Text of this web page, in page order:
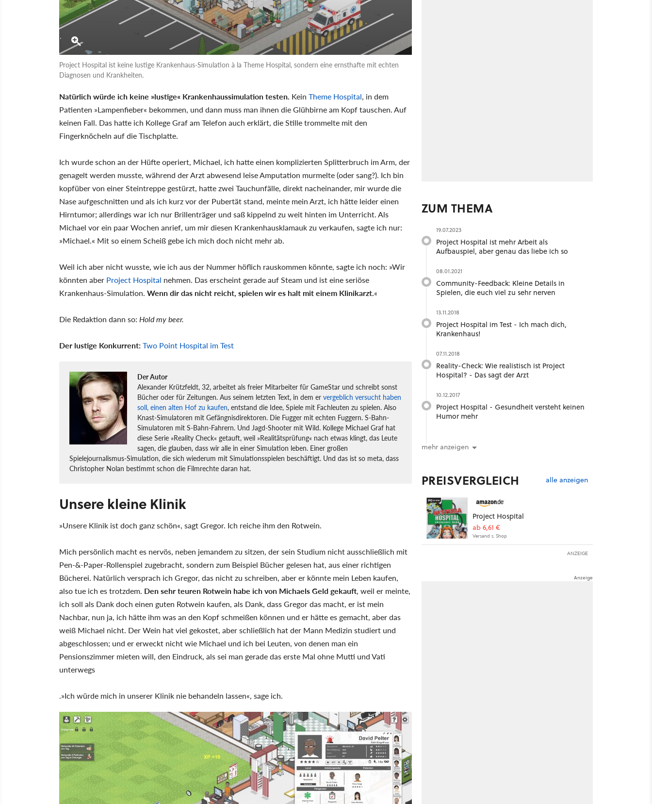
Project Hospital ist keine lustige Krankenhaus-Simulation à la Theme Hospital, sondern eine ernsthafte mit echten
Diagnosen und Krankheiten.
Natürlich würde ich keine »lustige« Krankenhaussimulation testen. Kein Theme Hospital, in dem
Patienten »Lampenfieber« bekommen, und dann muss man ihnen die Glühbirne am Kopf tauschen. Auf
keinen Fall. Das hatte ich Kollege Graf am Telefon auch erklärt, die Stille trommelte mit den
Fingerknöcheln auf die Tischplatte.
Ich wurde schon an der Hüfte operiert, Michael, ich hatte einen komplizierten Splitterbruch im Arm, der
genagelt werden musste, während der Arzt abwesend leise Amputation murmelte (oder sang?). Ich bin
kopfüber von einer Steintreppe gestürzt, hatte zwei Tauchunfälle, direkt nacheinander, mir wurde die
Nase aufgeschnitten und als ich kurz vor der Pubertät stand, meinte mein Arzt, ich hätte leider einen
Hirntumor; allerdings war ich nur Brillenträger und saß kippelnd zu weit hinten im Unterricht. Als
Michael vor ein paar Wochen anrief, um mir diesen Krankenhausklamauk zu verkaufen, sagte ich nur:
»Michael.« Mit so einem Scheiß gebe ich mich doch nicht mehr ab.
Weil ich aber nicht wusste, wie ich aus der Nummer höflich rauskommen könnte, sagte ich noch: »Wir
könnten aber Project Hospital nehmen. Das erscheint gerade auf Steam und ist eine seriöse
Krankenhaus-Simulation. Wenn dir das nicht reicht, spielen wir es halt mit einem Klinikarzt.«
Die Redaktion dann so: Hold my beer.
Der lustige Konkurrent:Two Point Hospital im Test
Der Autor
Alexander Krützfeldt, 32, arbeitet als freier Mitarbeiter für GameStar und schreibt sonst
Bücher oder für Zeitungen. Aus seinem letzten Text, in dem er vergeblich versucht haben
soll, einen alten Hof zu kaufen, entstand die Idee, Spiele mit Fachleuten zu spielen. Also
Knast-Simulatoren mit Gefängnisdirektoren. Die Fugger mit echten Fuggern. S-Bahn-
Simulatoren mit S-Bahn-Fahrern. Und Jagd-Shooter mit Wild. Kollege Michael Graf hat
diese Serie »Reality Check« getauft, weil »Realitätsprüfung« nach etwas klingt, das Leute
sagen, die glauben, dass wir alle in einer Simulation leben. Einer großen
Spielejournalismus-Simulation, die sich wiederum mit Simulationsspielen beschäftigt. Und das ist so meta, dass
Christopher Nolan bestimmt schon die Filmrechte daran hat.
Unsere kleine Klinik
»Unsere Klinik ist doch ganz schön«, sagt Gregor. Ich reiche ihm den Rotwein.
Mich persönlich macht es nervös, neben jemandem zu sitzen, der sein Studium nicht ausschließlich mit
Pen-&-Paper-Rollenspiel zugebracht, sondern zum Beispiel Bücher gelesen hat, aus einer richtigen
Bücherei. Natürlich versprach ich Gregor, das nicht zu schreiben, aber er könnte mein Leben kaufen,
also tue ich es trotzdem. Den sehr teuren Rotwein habe ich von Michaels Geld gekauft, weil er meinte,
ich soll als Dank doch einen guten Rotwein kaufen, als Dank, dass Gregor das macht, er ist mein
Nachbar, nun ja, ich hätte ihm was an den Kopf schmeißen können und er hätte es gemacht, aber das
weiß Michael nicht. Der Wein hat viel gekostet, aber schließlich hat der Mann Medizin studiert und
abgeschlossen; und er erweckt nicht wie Michael und ich bei Leuten, von denen man ein
Pensionszimmer mieten will, den Eindruck, als sei man gerade das erste Mal ohne Mutti und Vati
unterwegs
.»Ich würde mich in unserer Klinik nie behandeln lassen«, sage ich.
ZUM THEMA
19.07.2023
Project Hospital ist mehr Arbeit als
Aufbauspiel, aber genau das liebe ich so
08.01.2021
Community-Feedback: Kleine Details in
Spielen, die euch viel zu sehr nerven
13.11.2018
Project Hospital im Test - Ich mach dich,
Krankenhaus!
07.11.2018
Reality-Check: Wie realistisch ist Project
Hospital? - Das sagt der Arzt
10.12.2017
Project Hospital - Gesundheit versteht keinen
Humor mehr
mehr anzeigen
PREISVERGLEICH alle anzeigen
Project Hospital
ab 6,61 €
Versand s. Shop
ANZEIGE